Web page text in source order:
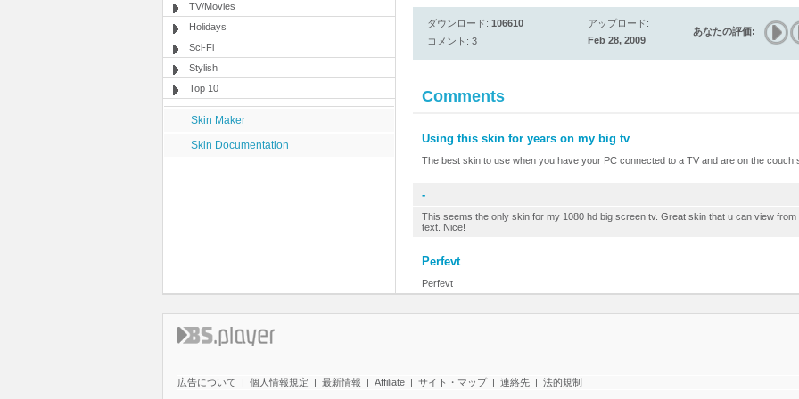
TV/Movies
Holidays
Sci-Fi
Stylish
Top 10
Skin Maker
Skin Documentation
ダウンロード: 106610
コメント: 3
アップロード:
Feb 28, 2009
あなたの評価:
Comments
Using this skin for years on my big tv
The best skin to use when you have your PC connected to a TV and are on the
-
This seems the only skin for my 1080 hd big screen tv. Great skin that u can view
text. Nice!
Perfevt
Perfevt
広告について | 個人情報規定 | 最新情報 | Affiliate | サイト・マップ | 連絡先 | 法的規制